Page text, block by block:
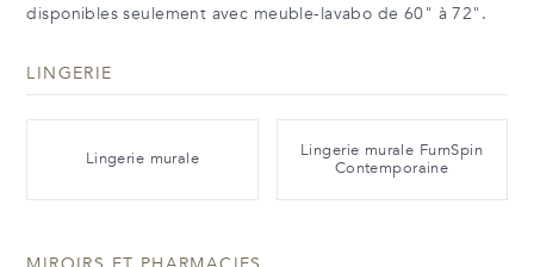
disponibles seulement avec meuble-lavabo de 60" à 72".
LINGERIE
Lingerie murale
Lingerie murale FurnSpin
Contemporaine